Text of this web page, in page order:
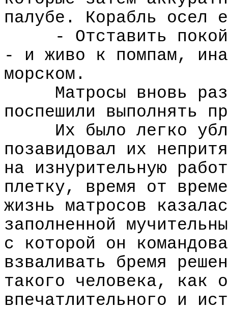
палубе. Корабль осел
- Отставить
- и живо к помпам,
морском.
Матросы вновь
поспешили выполнять
Их было легко
позавидовал их
на изнурительную
плетку, время от
жизнь матросов
заполненной
с которой он
взваливать бремя
такого человека, как
впечатлительного и